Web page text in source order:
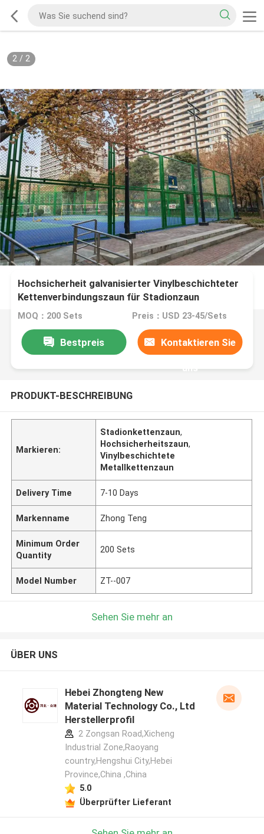
2/ 2
Hochsicherheit galvanisierter Vinylbeschichteter
Kettenverbindungszaun für Stadionzaun
MOQ：200 Sets Preis：USD 23-45/Sets
Bestpreis Kontaktieren Sie
uns
PRODUKT-BESCHREIBUNG
Markieren:
Stadionkettenzaun,
Hochsicherheitszaun,
Vinylbeschichtete
Metallkettenzaun
Delivery Time 7-10 Days
Markenname Zhong Teng
Minimum Order
Quantity
200 Sets
Model Number ZT--007
Sehen Sie mehr an
ÜBER UNS
Hebei Zhongteng New
Material Technology Co., Ltd
Herstellerprofil
2 Zongsan Road,Xicheng
Industrial Zone,Raoyang
country,Hengshui City,Hebei
Province,China ,China
5.0
Überprüfter Lieferant